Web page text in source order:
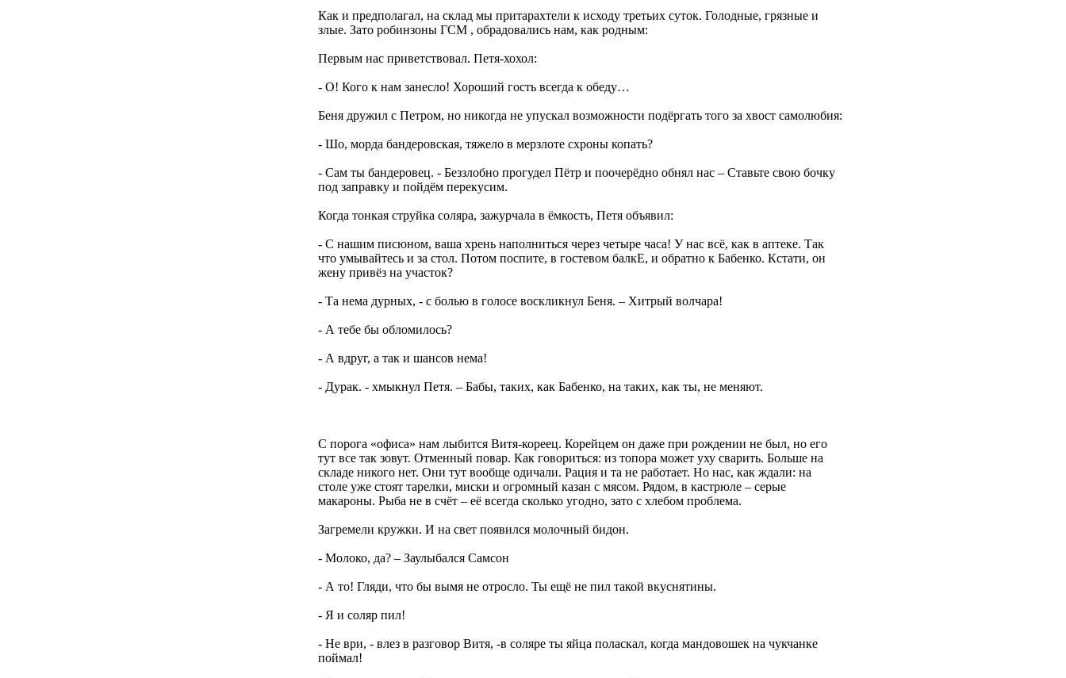
Как и предполагал, на склад мы притарахтели к исходу третьих суток. Голодные, грязные и
злые. Зато робинзоны ГСМ , обрадовались нам, как родным:
Первым нас приветствовал. Петя-хохол:
- О! Кого к нам занесло! Хороший гость всегда к обеду…
Беня дружил с Петром, но никогда не упускал возможности подёргать того за хвост самолюбия:
- Шо, морда бандеровская, тяжело в мерзлоте схроны копать?
- Сам ты бандеровец. - Беззлобно прогудел Пётр и поочерёдно обнял нас – Ставьте свою бочку
под заправку и пойдём перекусим.
Когда тонкая струйка соляра, зажурчала в ёмкость, Петя объявил:
- С нашим писюном, ваша хрень наполниться через четыре часа! У нас всё, как в аптеке. Так
что умывайтесь и за стол. Потом поспите, в гостевом балкЕ, и обратно к Бабенко. Кстати, он
жену привёз на участок?
- Та нема дурных, - с болью в голосе воскликнул Беня. – Хитрый волчара!
- А тебе бы обломилось?
- А вдруг, а так и шансов нема!
- Дурак. - хмыкнул Петя. – Бабы, таких, как Бабенко, на таких, как ты, не меняют.
С порога «офиса» нам лыбится Витя-кореец. Корейцем он даже при рождении не был, но его
тут все так зовут. Отменный повар. Как говориться: из топора может уху сварить. Больше на
складе никого нет. Они тут вообще одичали. Рация и та не работает. Но нас, как ждали: на
столе уже стоят тарелки, миски и огромный казан с мясом. Рядом, в кастрюле – серые
макароны. Рыба не в счёт – её всегда сколько угодно, зато с хлебом проблема.
Загремели кружки. И на свет появился молочный бидон.
- Молоко, да? – Заулыбался Самсон
- А то! Гляди, что бы вымя не отросло. Ты ещё не пил такой вкуснятины.
- Я и соляр пил!
- Не ври, - влез в разговор Витя, -в соляре ты яйца поласкал, когда мандовошек на чукчанке
поймал!